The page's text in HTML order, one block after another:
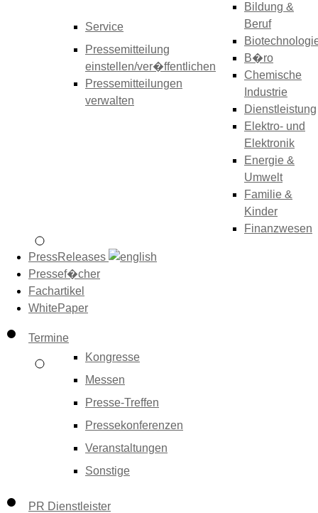
Service
Pressemitteilung
einstellen/ver�ffentlichen
Pressemitteilungen
verwalten
Bildung &
Beruf
B�ro
Chemische
Industrie
Dienstleistung
Elektro- und
Elektronik
Energie &
Umwelt
Familie &
Kinder
Finanzwesen
PressReleases
Pressef�cher
Fachartikel
WhitePaper
Termine
Kongresse
Messen
Presse-Treffen
Pressekonferenzen
Veranstaltungen
Sonstige
PR Dienstleister